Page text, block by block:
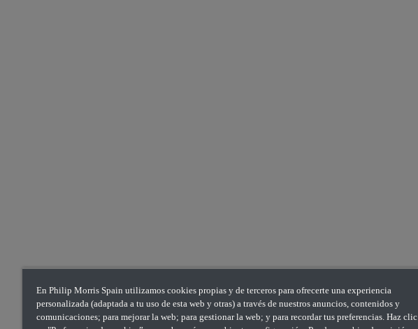
En Philip Morris Spain utilizamos cookies propias y de terceros para ofrecerte una experiencia
personalizada (adaptada a tu uso de esta web y otras) a través de nuestros anuncios, contenidos y
comunicaciones; para mejorar la web; para gestionar la web; y para recordar tus preferencias. Haz clic